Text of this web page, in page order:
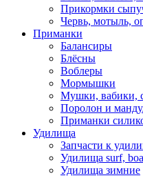
Прикормки
Червь, мотыль,
Приманки
Балансиры
Блёсны
Воблеры
Мормышки
Мушки, вабики,
Поролон и
Приманки
Удилища
Запчасти к
Удилища surf,
Удилища зимние